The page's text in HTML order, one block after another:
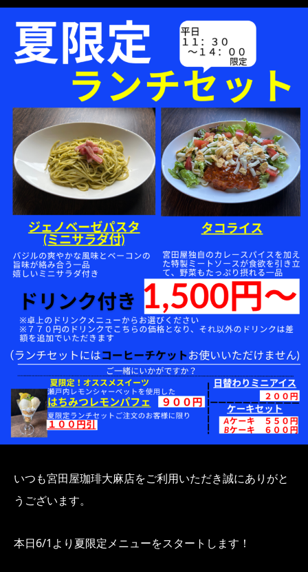
いつも宮田屋珈琲大麻店をご利用いただき誠にありがと
うございます。
本日6/1より夏限定メニューをスタートします！